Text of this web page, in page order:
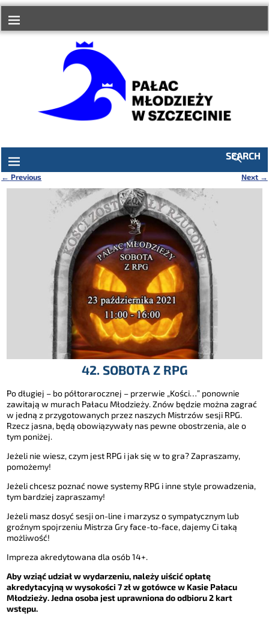
treści
SEARCH
Nawigacja
← Previous Next →
42. SOBOTA Z RPG
Po długiej – bo półtorarocznej – przerwie „Kości…” ponownie
zawitają w murach Pałacu Młodzieży. Znów będzie można zagrać
w jedną z przygotowanych przez naszych Mistrzów sesji RPG.
Rzecz jasna, będą obowiązywały nas pewne obostrzenia, ale o
tym poniżej.
Jeżeli nie wiesz, czym jest RPG i jak się w to gra? Zapraszamy,
pomożemy!
Jeżeli chcesz poznać nowe systemy RPG i inne style prowadzenia,
tym bardziej zapraszamy!
Jeżeli masz dosyć sesji on-line i marzysz o sympatycznym lub
groźnym spojrzeniu Mistrza Gry face-to-face, dajemy Ci taką
możliwość!
Impreza akredytowana dla osób 14+.
Aby wziąć udział w wydarzeniu, należy uiścić opłatę
akredytacyjną w wysokości 7 zł w gotówce w Kasie Pałacu
Młodzieży. Jedna osoba jest uprawniona do odbioru 2 kart
wstępu.